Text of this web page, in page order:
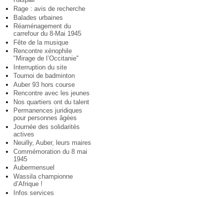
Rage : avis de recherche
Balades urbaines
Réaménagement du
carrefour du 8-Mai 1945
Fête de la musique
Rencontre xénophile
"Mirage de l’Occitanie"
Interruption du site
Tournoi de badminton
Auber 93 hors course
Rencontre avec les jeunes
Nos quartiers ont du talent
Permanences juridiques
pour personnes âgées
Journée des solidarités
actives
Neuilly, Auber, leurs maires
Commémoration du 8 mai
1945
Aubermensuel
Wassila championne
d’Afrique !
Infos services